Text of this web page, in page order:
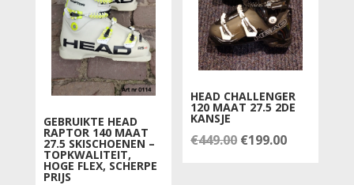
GEBRUIKTE HEAD
RAPTOR 140 MAAT
27.5 SKISCHOENEN –
TOPKWALITEIT,
HOGE FLEX, SCHERPE
PRIJS
HEAD CHALLENGER
120 MAAT 27.5 2DE
KANSJE
€449.00 Oorspronkelijke
€199.00Huidige